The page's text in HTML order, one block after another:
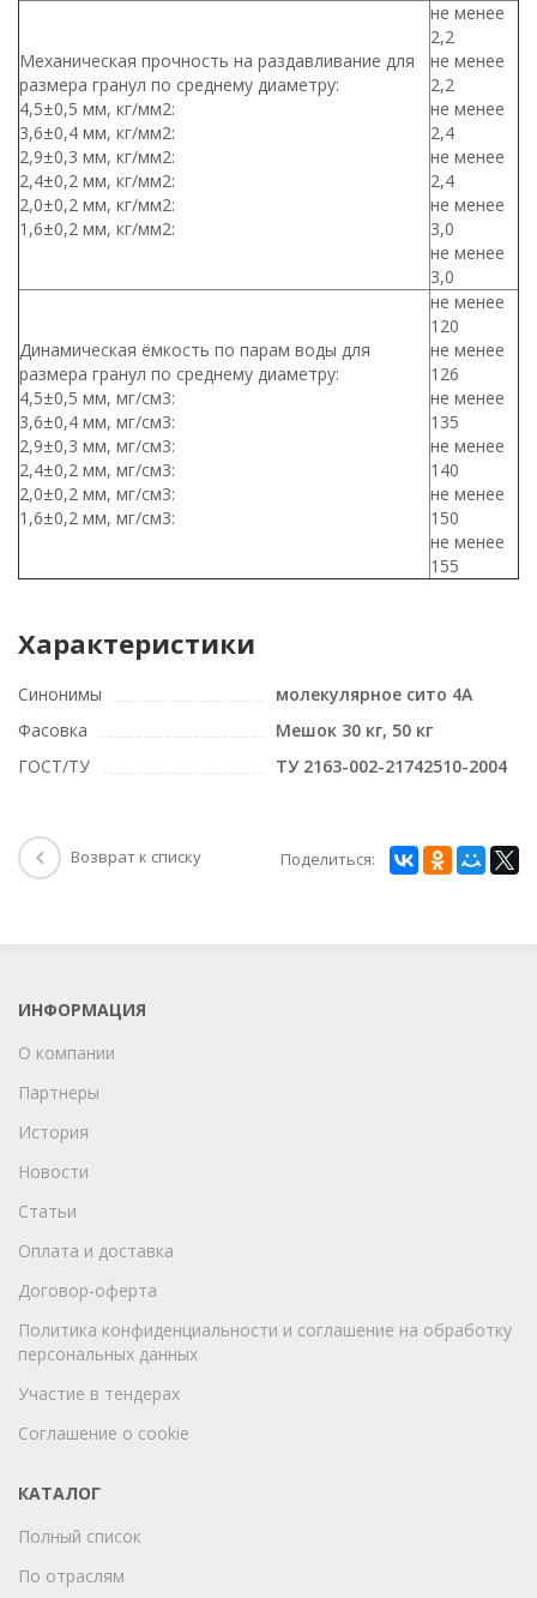
Механическая прочность на раздавливание для
размера гранул по среднему диаметру:
4,5±0,5 мм, кг/мм2:
3,6±0,4 мм, кг/мм2:
2,9±0,3 мм, кг/мм2:
2,4±0,2 мм, кг/мм2:
2,0±0,2 мм, кг/мм2:
1,6±0,2 мм, кг/мм2:
не менее
2,2
не менее
2,2
не менее
2,4
не менее
2,4
не менее
3,0
не менее
3,0
Динамическая ёмкость по парам воды для
размера гранул по среднему диаметру:
4,5±0,5 мм, мг/см3:
3,6±0,4 мм, мг/см3:
2,9±0,3 мм, мг/см3:
2,4±0,2 мм, мг/см3:
2,0±0,2 мм, мг/см3:
1,6±0,2 мм, мг/см3:
не менее
120
не менее
126
не менее
135
не менее
140
не менее
150
не менее
155
Характеристики
Синонимы
молекулярное сито 4А
Фасовка
Мешок 30 кг, 50 кг
ГОСТ/ТУ
ТУ 2163-002-21742510-2004
Возврат к списку Поделиться:
ИНФОРМАЦИЯ
О компании
Партнеры
История
Новости
Статьи
Оплата и доставка
Договор-оферта
Политика конфиденциальности и соглашение на обработку
персональных данных
Участие в тендерах
Соглашение о cookie
КАТАЛОГ
Полный список
По отраслям